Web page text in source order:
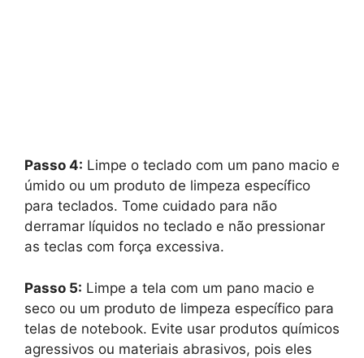
Passo 4: Limpe o teclado com um pano macio e
úmido ou um produto de limpeza específico
para teclados. Tome cuidado para não
derramar líquidos no teclado e não pressionar
as teclas com força excessiva.
Passo 5: Limpe a tela com um pano macio e
seco ou um produto de limpeza específico para
telas de notebook. Evite usar produtos químicos
agressivos ou materiais abrasivos, pois eles